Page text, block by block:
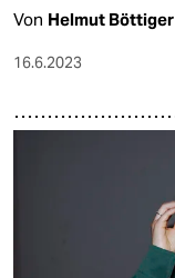
Von Helmut Böttiger
16.6.2023